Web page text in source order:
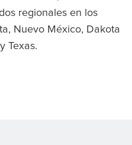
regionales en los
Nuevo México, Dakota
Texas.